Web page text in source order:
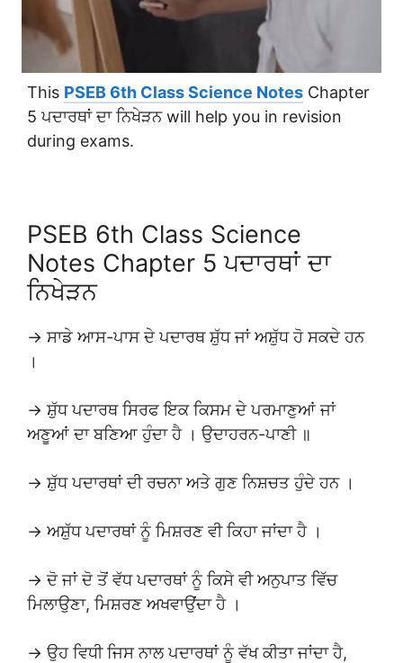
This PSEB 6th Class Science Notes Chapter
5 ਪਦਾਰਥਾਂ ਦਾ ਨਿਖੇੜਨ will help you in revision
during exams.
PSEB 6th Class Science
Notes Chapter 5 ਪਦਾਰਥਾਂ ਦਾ
ਨਿਖੇੜਨ
→ ਸਾਡੇ ਆਸ-ਪਾਸ ਦੇ ਪਦਾਰਥ ਸ਼ੁੱਧ ਜਾਂ ਅਸ਼ੁੱਧ ਹੋ ਸਕਦੇ ਹਨ
।
→ ਸ਼ੁੱਧ ਪਦਾਰਥ ਸਿਰਫ ਇਕ ਕਿਸਮ ਦੇ ਪਰਮਾਣੁਆਂ ਜਾਂ
ਅਣੂਆਂ ਦਾ ਬਣਿਆ ਹੁੰਦਾ ਹੈ । ਉਦਾਹਰਨ-ਪਾਣੀ ॥
→ ਸ਼ੁੱਧ ਪਦਾਰਥਾਂ ਦੀ ਰਚਨਾ ਅਤੇ ਗੁਣ ਨਿਸ਼ਚਤ ਹੁੰਦੇ ਹਨ ।
→ ਅਸ਼ੁੱਧ ਪਦਾਰਥਾਂ ਨੂੰ ਮਿਸ਼ਰਣ ਵੀ ਕਿਹਾ ਜਾਂਦਾ ਹੈ ।
→ ਦੋ ਜਾਂ ਦੋ ਤੋਂ ਵੱਧ ਪਦਾਰਥਾਂ ਨੂੰ ਕਿਸੇ ਵੀ ਅਨੁਪਾਤ ਵਿੱਚ
ਮਿਲਾਉਣਾ, ਮਿਸ਼ਰਣ ਅਖਵਾਉਂਦਾ ਹੈ ।
→ ਉਹ ਵਿਧੀ ਜਿਸ ਨਾਲ ਪਦਾਰਥਾਂ ਨੂੰ ਵੱਖ ਕੀਤਾ ਜਾਂਦਾ ਹੈ,